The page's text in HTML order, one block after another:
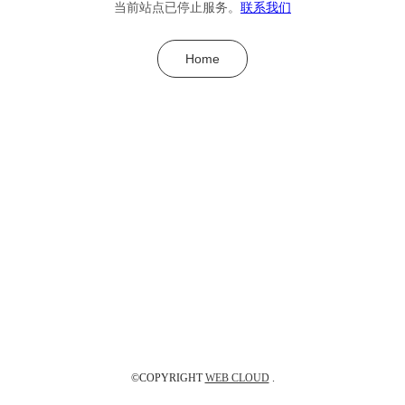
当前站点已停止服务。 联系我们
Home
©COPYRIGHTWEB CLOUD.